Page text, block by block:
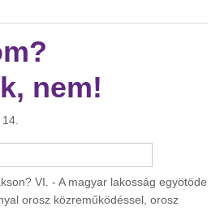
nem!
VI. - A magyar lakosság egyötöde
orosz közreműködéssel, orosz